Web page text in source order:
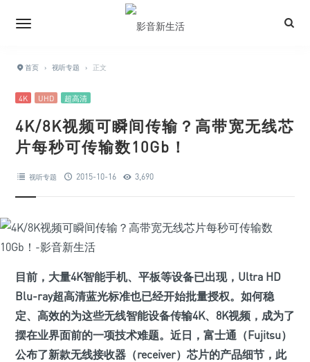
首页 › 视听专题 › 正文
4K UHD 超高清
4K/8K视频可瞬间传输？高带宽无线芯
片每秒可传输数10Gb！
视听专题 2015-10-16 3,690
目前，大量4K智能手机、平板等设备已出现，Ultra HD
Blu-ray超高清蓝光标准也已经开始批量授权。如何稳
定、高效的为这些无线智能设备传输4K、8K视频，成为了
摆在业界面前的一项技术难题。近日，富士通（Fujitsu）
公布了新款无线接收器（receiver）芯片的产品细节，此